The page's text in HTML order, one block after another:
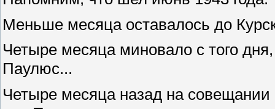
Меньше месяца оставалось до
Четыре месяца миновало с того
Паулюс...
Четыре месяца назад на